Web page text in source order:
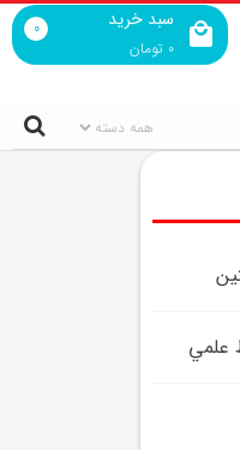
سبد خرید
0 تومان
0
علمي